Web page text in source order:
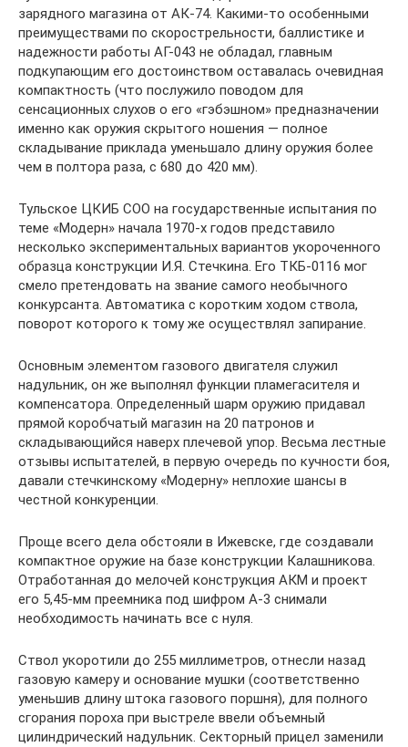
зарядного магазина от АК-74. Какими-то особенными
преимуществами по скорострельности, баллистике и
надежности работы АГ-043 не обладал, главным
подкупающим его достоинством оставалась очевидная
компактность (что послужило поводом для
сенсационных слухов о его «гэбэшном» предназначении
именно как оружия скрытого ношения — полное
складывание приклада уменьшало длину оружия более
чем в полтора раза, с 680 до 420 мм).
Тульское ЦКИБ СОО на государственные испытания по
теме «Модерн» начала 1970-х годов представило
несколько экспериментальных вариантов укороченного
образца конструкции И.Я. Стечкина. Его ТКБ-0116 мог
смело претендовать на звание самого необычного
конкурсанта. Автоматика с коротким ходом ствола,
поворот которого к тому же осуществлял запирание.
Основным элементом газового двигателя служил
надульник, он же выполнял функции пламегасителя и
компенсатора. Определенный шарм оружию придавал
прямой коробчатый магазин на 20 патронов и
складывающийся наверх плечевой упор. Весьма лестные
отзывы испытателей, в первую очередь по кучности боя,
давали стечкинскому «Модерну» неплохие шансы в
честной конкуренции.
Проще всего дела обстояли в Ижевске, где создавали
компактное оружие на базе конструкции Калашникова.
Отработанная до мелочей конструкция АКМ и проект
его 5,45-мм преемника под шифром А-3 снимали
необходимость начинать все с нуля.
Ствол укоротили до 255 миллиметров, отнесли назад
газовую камеру и основание мушки (соответственно
уменьшив длину штока газового поршня), для полного
сгорания пороха при выстреле ввели объемный
цилиндрический надульник. Секторный прицел заменили